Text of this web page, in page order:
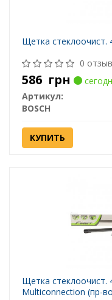
Щетка стеклоочист.
0
586 грн
Артикул:
BOSCH
КУПИТЬ
Щетка стеклоочист.
Multiconnection (пр-